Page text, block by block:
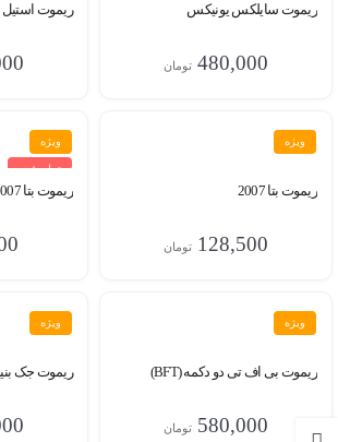
ریموت سایلکس یونیکس
480,000 تومان
ریموت
ویژه
ریموت بتا 2007
128,500 تومان
ویژه
تمام شده
ریموت بتا 2007 طرح بنزی
ویژه
ریموت بی اف تی دو دکمه (BFT)
580,000 تومان
ویژه
ریموت جک